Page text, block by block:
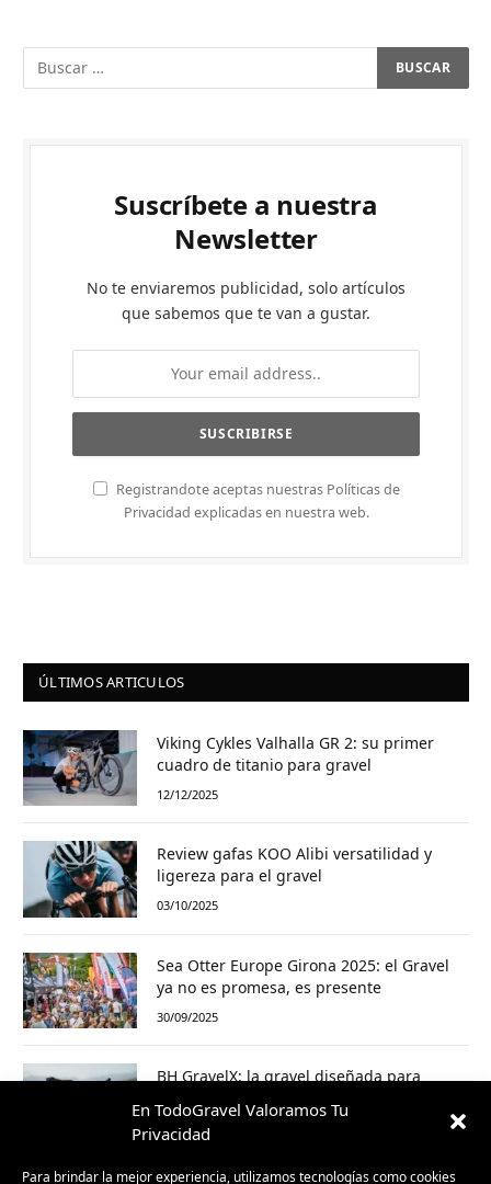
En TodoGravel Valoramos Tu
Privacidad
Para brindar la mejor experiencia, utilizamos tecnologías como cookies
Suscríbete a nuestra
Newsletter
No te enviaremos publicidad, solo artículos
que sabemos que te van a gustar.
Registrandote aceptas nuestras Políticas de
Privacidad explicadas en nuestra web.
ÚLTIMOS ARTICULOS
Viking Cykles Valhalla GR 2: su primer
cuadro de titanio para gravel
12/12/2025
Review gafas KOO Alibi versatilidad y
ligereza para el gravel
03/10/2025
Sea Otter Europe Girona 2025: el Gravel
ya no es promesa, es presente
30/09/2025
BH GravelX: la gravel diseñada para
23/09/2025